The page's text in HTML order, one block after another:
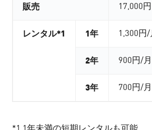
販売 17,000
レンタル*1 1年 1,300円/
2年 900円/月
3年 700円/月